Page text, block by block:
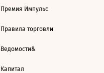
Премия Импульс
Правила торговли
Ведомости&
Капитал